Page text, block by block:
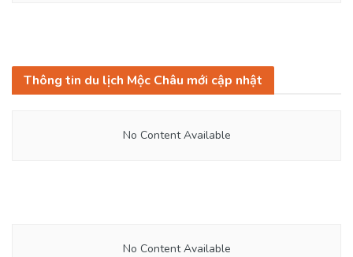
Thông tin du lịch Mộc Châu mới cập nhật
No Content Available
No Content Available